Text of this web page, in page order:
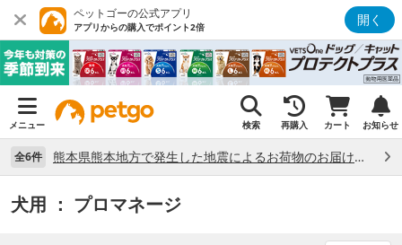
ペットゴーの公式アプリ
アプリからの購入でポイント2倍 開く
メニュー 検索 再購入 カート お知らせ
全6件 熊本県熊本地方で発生した地震によるお荷物のお届け状況について （7/28）
犬用 ： プロマネージ